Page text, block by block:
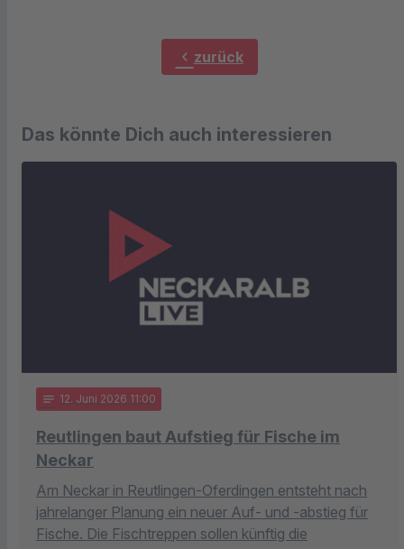
chevron_left zurück
Das könnte Dich auch interessieren
notes 12. Juni 2026 11:00
Reutlingen baut Aufstieg für Fische im
Neckar
Am Neckar in Reutlingen-Oferdingen entsteht nach
jahrelanger Planung ein neuer Auf- und -abstieg für
Fische. Die Fischtreppen sollen künftig die